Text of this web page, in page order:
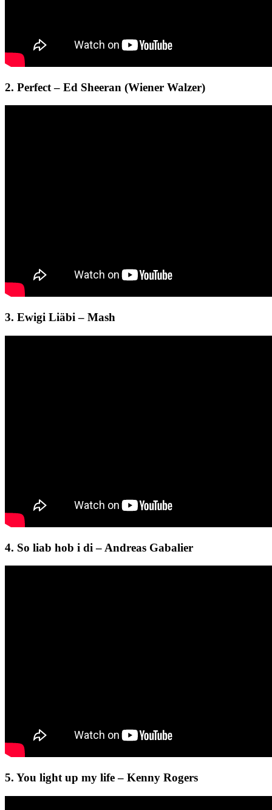
2. Perfect – Ed Sheeran (Wiener Walzer)
3. Ewigi Liäbi – Mash
4. So liab hob i di – Andreas Gabalier
5. You light up my life – Kenny Rogers